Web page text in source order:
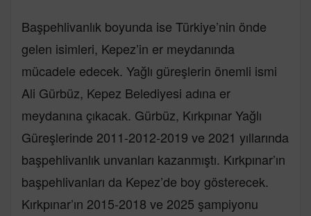
Başpehlivanlık boyunda ise Türkiye’nin önde
gelen isimleri, Kepez’in er meydanında
mücadele edecek. Yağlı güreşlerin önemli ismi
Ali Gürbüz, Kepez Belediyesi adına er
meydanına çıkacak. Gürbüz, Kırkpınar Yağlı
Güreşlerinde 2011-2012-2019 ve 2021 yıllarında
başpehlivanlık unvanları kazanmıştı. Kırkpınar’ın
başpehlivanları da Kepez’de boy gösterecek.
Kırkpınar’ın 2015-2018 ve 2025 şampiyonu